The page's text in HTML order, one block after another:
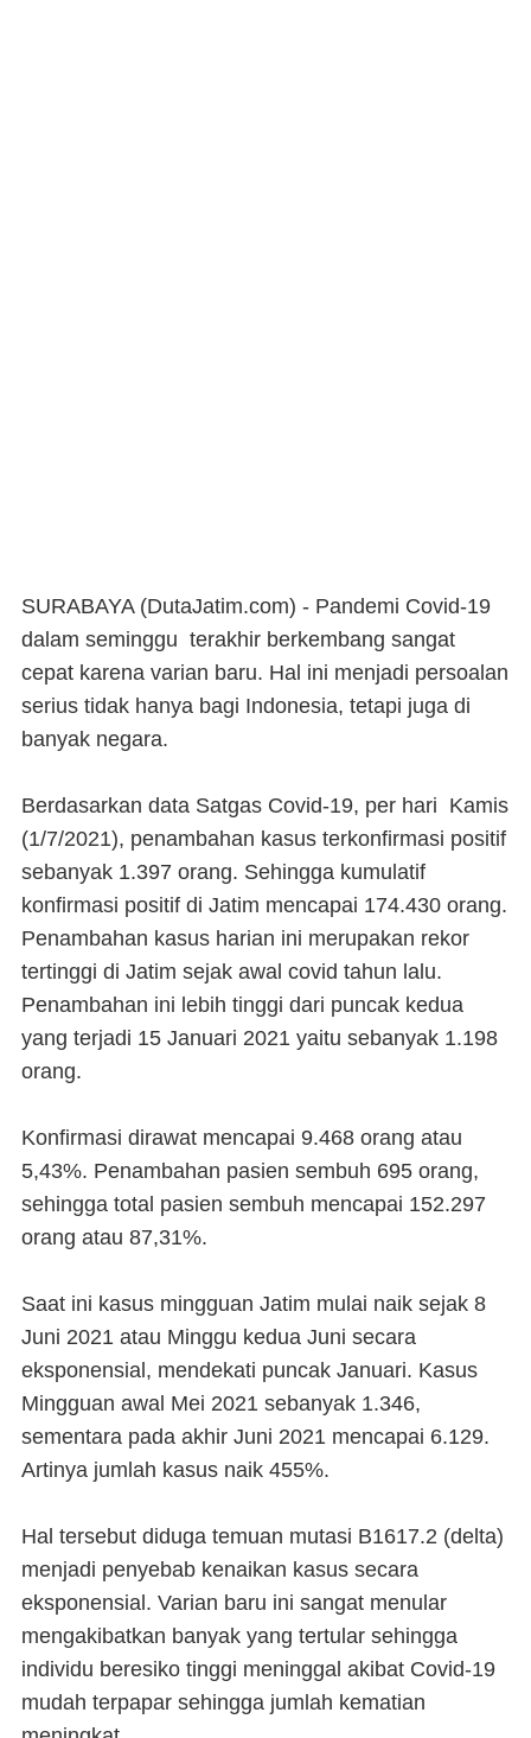
SURABAYA (DutaJatim.com) - Pandemi Covid-19
dalam seminggu terakhir berkembang sangat
cepat karena varian baru. Hal ini menjadi persoalan
serius tidak hanya bagi Indonesia, tetapi juga di
banyak negara.
Berdasarkan data Satgas Covid-19, per hari Kamis
(1/7/2021), penambahan kasus terkonfirmasi positif
sebanyak 1.397 orang. Sehingga kumulatif
konfirmasi positif di Jatim mencapai 174.430 orang.
Penambahan kasus harian ini merupakan rekor
tertinggi di Jatim sejak awal covid tahun lalu.
Penambahan ini lebih tinggi dari puncak kedua
yang terjadi 15 Januari 2021 yaitu sebanyak 1.198
orang.
Konfirmasi dirawat mencapai 9.468 orang atau
5,43%. Penambahan pasien sembuh 695 orang,
sehingga total pasien sembuh mencapai 152.297
orang atau 87,31%.
Saat ini kasus mingguan Jatim mulai naik sejak 8
Juni 2021 atau Minggu kedua Juni secara
eksponensial, mendekati puncak Januari. Kasus
Mingguan awal Mei 2021 sebanyak 1.346,
sementara pada akhir Juni 2021 mencapai 6.129.
Artinya jumlah kasus naik 455%.
Hal tersebut diduga temuan mutasi B1617.2 (delta)
menjadi penyebab kenaikan kasus secara
eksponensial. Varian baru ini sangat menular
mengakibatkan banyak yang tertular sehingga
individu beresiko tinggi meninggal akibat Covid-19
mudah terpapar sehingga jumlah kematian